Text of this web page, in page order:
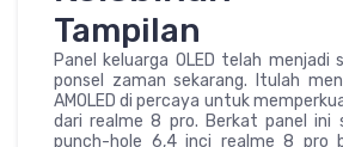
Tampilan
Panel keluarga OLED telah
ponsel zaman sekarang. Itulah
AMOLED di percaya untuk
dari realme 8 pro. Berkat panel ini
punch-hole 6,4 inci realme 8 pro